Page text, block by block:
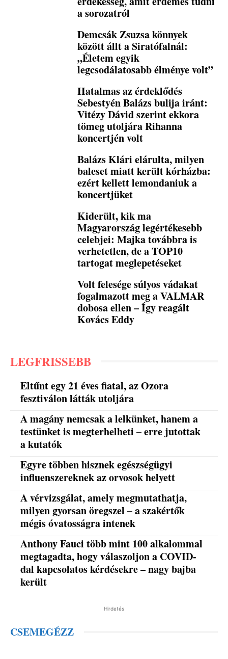
a sorozatról
Demcsák Zsuzsa könnyek
között állt a Siratófalnál:
„Életem egyik
legcsodálatosabb élménye volt”
Hatalmas az érdeklődés
Sebestyén Balázs bulija iránt:
Vitézy Dávid szerint ekkora
tömeg utoljára Rihanna
koncertjén volt
Balázs Klári elárulta, milyen
baleset miatt került kórházba:
ezért kellett lemondaniuk a
koncertjüket
Kiderült, kik ma
Magyarország legértékesebb
celebjei: Majka továbbra is
verhetetlen, de a TOP10
tartogat meglepetéseket
Volt felesége súlyos vádakat
fogalmazott meg a VALMAR
dobosa ellen – Így reagált
Kovács Eddy
LEGFRISSEBB
Eltűnt egy 21 éves fiatal, az Ozora
fesztiválon látták utoljára
A magány nemcsak a lelkünket, hanem a
testünket is megterhelheti – erre jutottak
a kutatók
Egyre többen hisznek egészségügyi
influenszereknek az orvosok helyett
A vérvizsgálat, amely megmutathatja,
milyen gyorsan öregszel – a szakértők
mégis óvatosságra intenek
Anthony Fauci több mint 100 alkalommal
megtagadta, hogy válaszoljon a COVID-
dal kapcsolatos kérdésekre – nagy bajba
került
Hirdetés
CSEMEGÉZZ